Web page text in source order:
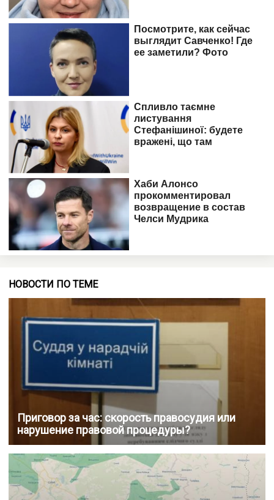
НОВОСТИ ПО ТЕМЕ
Приговор за час: скорость правосудия или
нарушение правовой процедуры?